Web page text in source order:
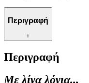
Περιγραφή
+
Περιγραφή
Με λίγα λόγια...